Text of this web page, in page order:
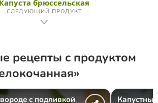
Капуста брюссельская
СЛЕДУЮЩИЙ ПРОДУКТ
рецепты с продуктом
с подливкой